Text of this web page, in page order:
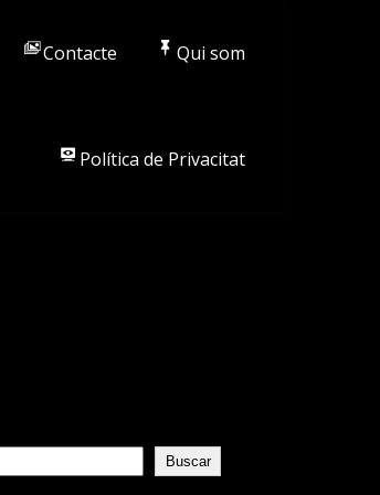
Contacte Qui som
Política de Privacitat
Buscar